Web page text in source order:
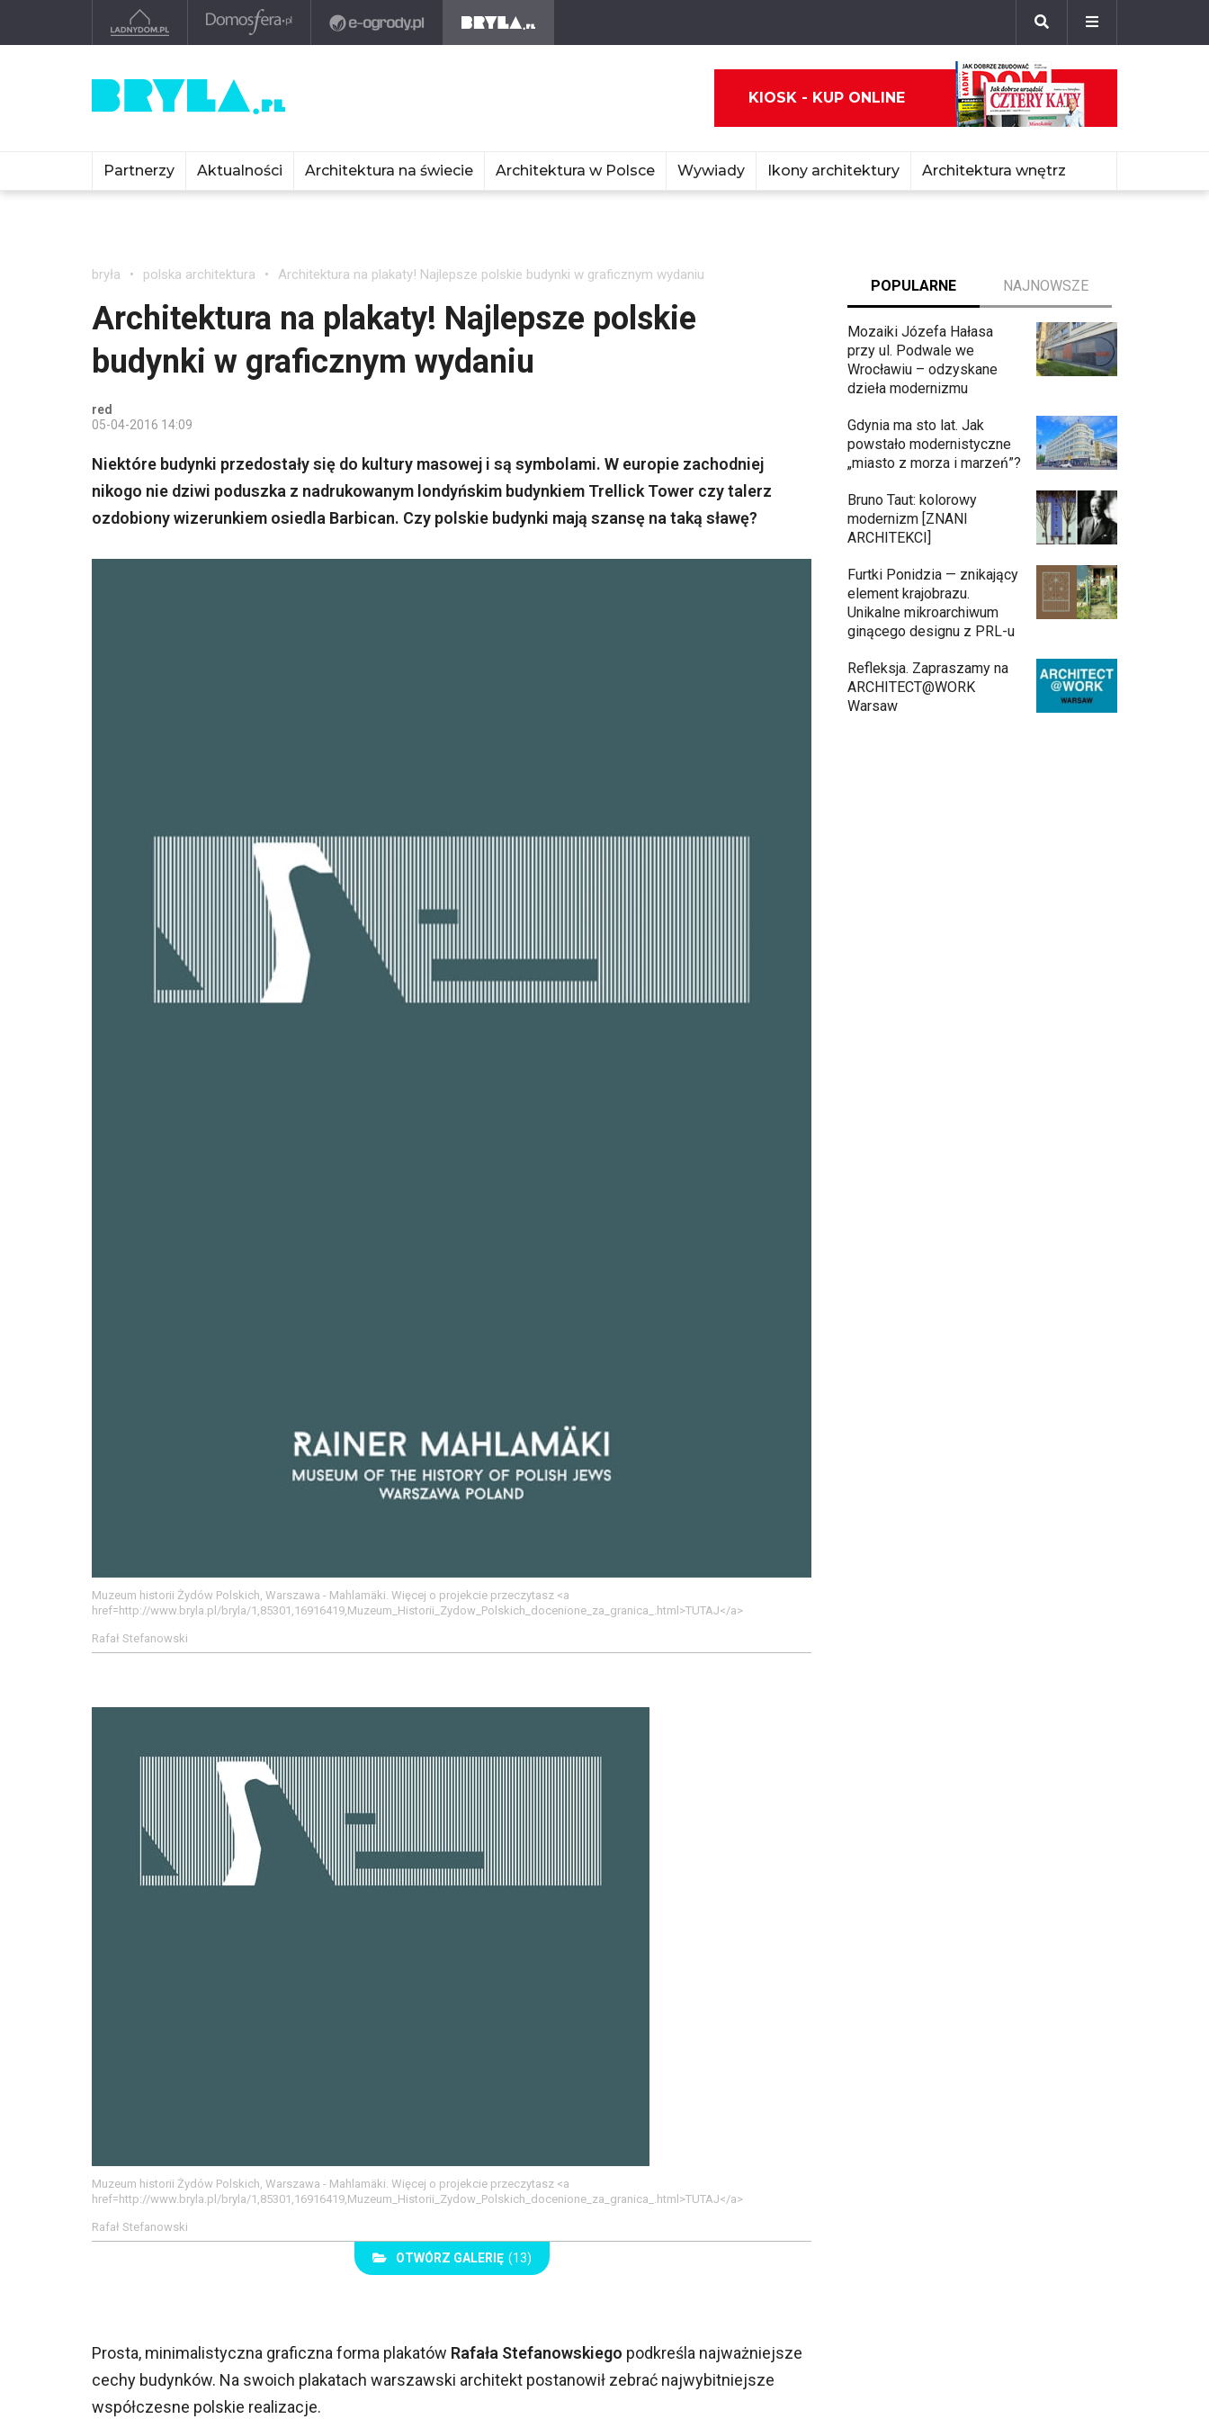
KIOSK - KUP ONLINE
Partnerzy Aktualności Architektura na świecie Architektura w Polsce Wywiady Ikony architektury Architektura wnętrz
bryła polska architektura Architektura na plakaty! Najlepsze polskie budynki w graficznym wydaniu
Architektura na plakaty! Najlepsze polskie
budynki w graficznym wydaniu
red
05-04-2016 14:09
Niektóre budynki przedostały się do kultury masowej i są symbolami. W europie zachodniej
nikogo nie dziwi poduszka z nadrukowanym londyńskim budynkiem Trellick Tower czy talerz
ozdobiony wizerunkiem osiedla Barbican. Czy polskie budynki mają szansę na taką sławę?
Muzeum historii Żydów Polskich, Warszawa - Mahlamäki. Więcej o projekcie przeczytasz <a
href=http://www.bryla.pl/bryla/1,85301,16916419,Muzeum_Historii_Zydow_Polskich_docenione_za_granica_.html>TUTAJ</a>
Rafał Stefanowski
Muzeum historii Żydów Polskich, Warszawa - Mahlamäki. Więcej o projekcie przeczytasz <a
href=http://www.bryla.pl/bryla/1,85301,16916419,Muzeum_Historii_Zydow_Polskich_docenione_za_granica_.html>TUTAJ</a>
Rafał Stefanowski
OTWÓRZ GALERIĘ (13)
Prosta, minimalistyczna graficzna forma plakatów Rafała Stefanowskiego podkreśla najważniejsze
cechy budynków. Na swoich plakatach warszawski architekt postanowił zebrać najwybitniejsze
współczesne polskie realizacje.
POPULARNE NAJNOWSZE
Mozaiki Józefa Hałasa
przy ul. Podwale we
Wrocławiu – odzyskane
dzieła modernizmu
Gdynia ma sto lat. Jak
powstało modernistyczne
„miasto z morza i marzeń”?
Bruno Taut: kolorowy
modernizm [ZNANI
ARCHITEKCI]
Furtki Ponidzia — znikający
element krajobrazu.
Unikalne mikroarchiwum
ginącego designu z PRL-u
Refleksja. Zapraszamy na
ARCHITECT@WORK
Warsaw